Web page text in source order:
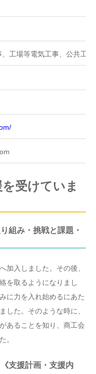
工場等電気工事、公共工
受けていま
組み・挑戦と課題・
加入しました。その後、
を取るようになりまし
に力を入れ始めるにあた
した。そのような時に、
あることを知り、商工会
。
支援計画・支援内